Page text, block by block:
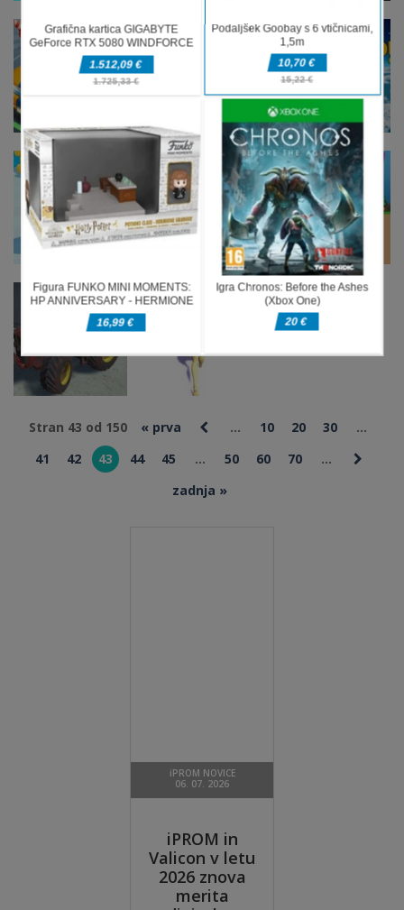
Arkadne igre
Skibidi Toilet
Arkadne igre
Nova igra
streljanja po
steklenicah
Arkadne igre
Turn Based
Arkadne igre
Prikaz
popolnega
parkirnega
mesta
Arkadne igre
Skibidi WC
Rage
Arkadne igre
Samo gor!
Arkadne igre
Dirka super
junakov
kača
Yatosan
Arkadne igre
Tractor Trail
Girl Money
Rush
Stran 43 od 150 « prva ... 10 20 30
...
41
42 43 44 45 ... 50 60 70
...
zadnja »